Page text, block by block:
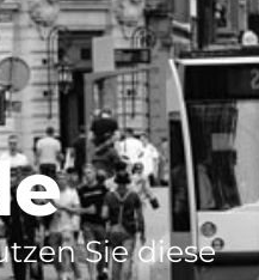
Sie diese